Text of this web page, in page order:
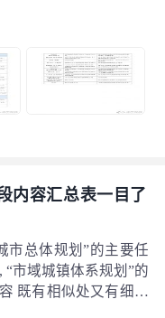
内容汇总表一目了
市总体规划”的主要任
“市域城镇体系规划”的
既有相似处又有细微